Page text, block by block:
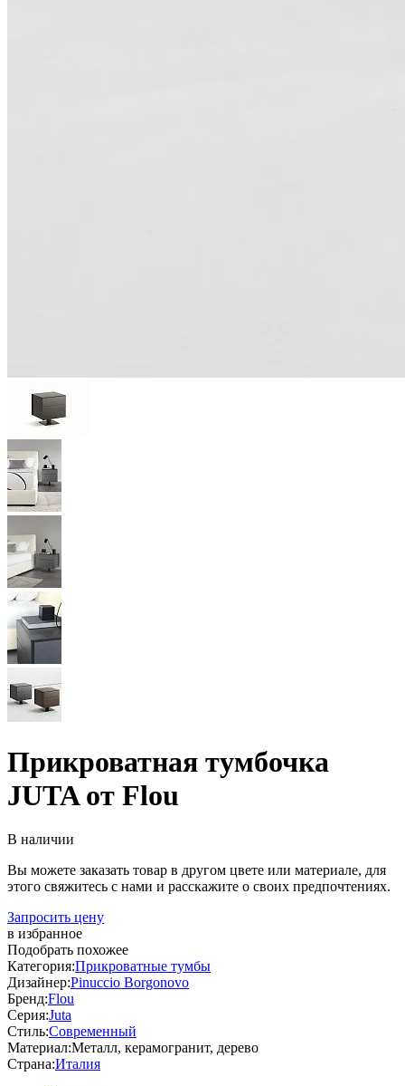
Прикроватная тумбочка
JUTA от Flou
В наличии
Вы можете заказать товар в другом цвете или материале, для
этого свяжитесь с нами и расскажите о своих предпочтениях.
Запросить цену
в избранное
Подобрать похожее
Категория:Прикроватные тумбы
Дизайнер:Pinuccio Borgonovo
Бренд:Flou
Серия:Juta
Стиль:Современный
Материал:Металл, керамогранит, дерево
Страна:Италия